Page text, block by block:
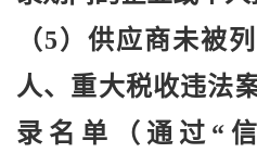
（5）供应商未被
人、重大税收违法
录名单（通过“